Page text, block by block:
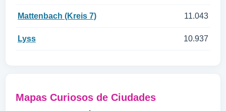
Mattenbach (Kreis 7) 11.043
Lyss 10.937
Mapas Curiosos de Ciudades